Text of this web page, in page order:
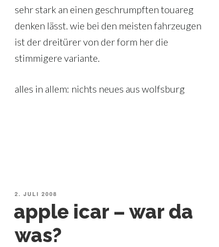
sehr stark an einen geschrumpften touareg
denken lässt. wie bei den meisten fahrzeugen
ist der dreitürer von der form her die
stimmigere variante.
alles in allem: nichts neues aus wolfsburg
VERÖFFENTLICHT
2. JULI 2008
apple icar – war da
was?